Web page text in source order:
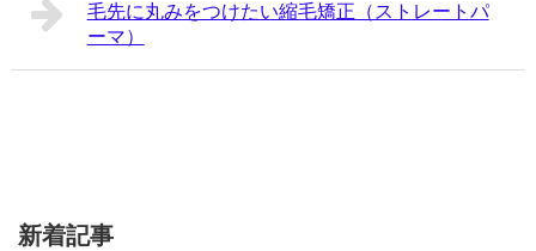
毛先に丸みをつけたい縮毛矯正（ストレートパ
ーマ）
新着記事